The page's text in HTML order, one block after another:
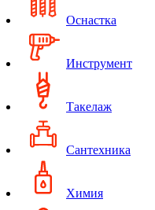
Оснастка
Инструмент
Такелаж
Сантехника
Химия